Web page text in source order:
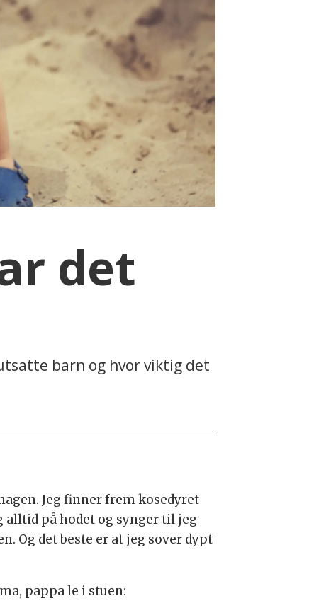
det
barn og hvor viktig det
Jeg finner frem kosedyret
alltid på hodet og synger til jeg
Og det beste er at jeg sover dypt
pappa le i stuen: